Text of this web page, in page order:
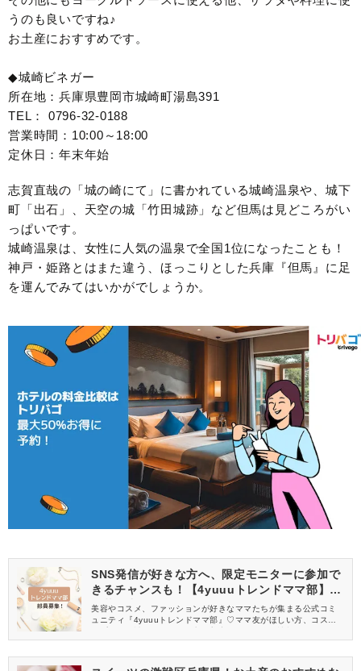
うのも良いですね♪
お土産におすすめです。
◆城崎ビネガー
所在地：兵庫県豊岡市城崎町湯島391
TEL： 0796-32-0188
営業時間：10:00～18:00
定休日：年末年始
志賀直哉の「城の崎にて」に書かれている城崎温泉や、城下
町「出石」、天空の城「竹田城跡」など但馬は見どころがい
っぱいです。
城崎温泉は、女性に人気の温泉で全国1位になったことも！
神戸・姫路とはまた違う、ほっこりとした兵庫『但馬』に足
を運んでみてはいかがでしょうか。
SNS発信が好きな方へ、限定モニターに参加で
きるチャンスも！【4yuuuトレンドママ部】部
員募集中
美容やコスメ、ファッションが好きなママたちが集まる公式コミ
ュニティ『4yuuuトレンドママ部』♡ママ友がほしい方、コスメサ
信してくれる方を募集しています！